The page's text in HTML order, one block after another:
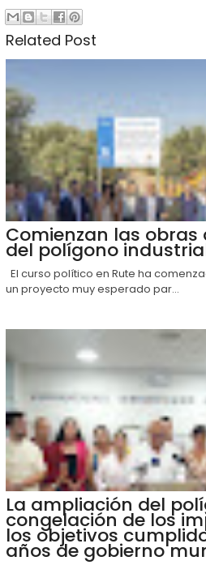
Related Post
Comienzan las
del polígono
El curso político en Rute ha
un proyecto muy esperado par...
La ampliación del
congelación de los
los objetivos
años de gobierno